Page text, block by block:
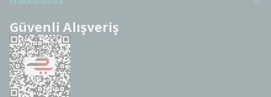
Güvenli Alışveriş